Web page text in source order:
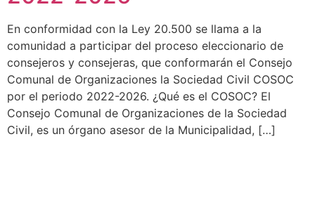
En conformidad con la Ley 20.500 se llama a la
comunidad a participar del proceso eleccionario de
consejeros y consejeras, que conformarán el Consejo
Comunal de Organizaciones la Sociedad Civil COSOC
por el periodo 2022-2026. ¿Qué es el COSOC? El
Consejo Comunal de Organizaciones de la Sociedad
Civil, es un órgano asesor de la Municipalidad, […]